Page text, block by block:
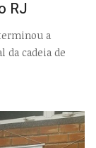
RJ
a
da cadeia de